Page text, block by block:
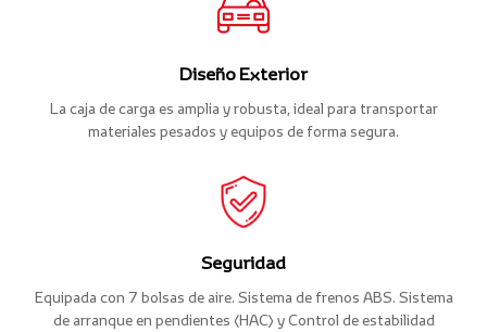
Diseño Exterior
La caja de carga es amplia y robusta, ideal para transportar
materiales pesados y equipos de forma segura.
Seguridad
Equipada con 7 bolsas de aire. Sistema de frenos ABS. Sistema
de arranque en pendientes (HAC) y Control de estabilidad